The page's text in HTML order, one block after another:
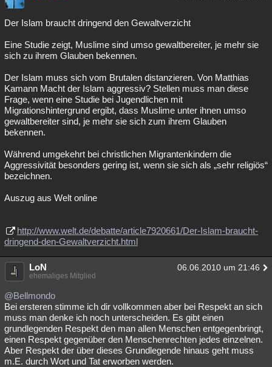
Der Islam braucht dringend den Gewaltverzicht
Eine Studie zeigt, Muslime sind umso gewaltbereiter, je mehr sie
sich zu ihrem Glauben bekennen.
Der Islam muss sich vom Brutalen distanzieren. Von Matthias
Kamann Macht der Islam aggressiv? Stellen muss man diese
Frage, wenn eine Studie bei Jugendlichen mit
Migrationshintergrund ergibt, dass Muslime unter ihnen umso
gewaltbereiter sind, je mehr sie sich zum ihrem Glauben
bekennen.
Während umgekehrt bei christlichen Migrantenkindern die
Aggressivität besonders gering ist, wenn sie sich als „sehr religiös“
bezeichnen.
Auszug aus Welt online
http://www.welt.de/debatte/article7920661/Der-Islam-braucht-
dringend-den-Gewaltverzicht.html
LoN 06.06.2010 um 21:46
ehemaliges Mitglied
@Bellmondo
Bei ersteren stimme ich dir vollkommen aber bei Respekt an sich
muss man denke ich noch unterscheiden. Es gibt einen
grundlegenden Respekt den man allen Menschen entgegenbringt,
einen Respekt gegenüber den Menschenrechten jedes einzelnen.
Aber Respekt der über dieses Grundlegende hinaus geht muss
m.E. durch Wort und Tat erworben werden.